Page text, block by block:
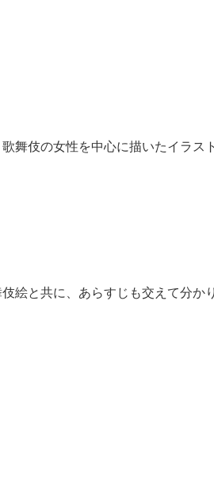
舞伎の女性を中心に描いたイラス
絵と共に、あらすじも交えて分か